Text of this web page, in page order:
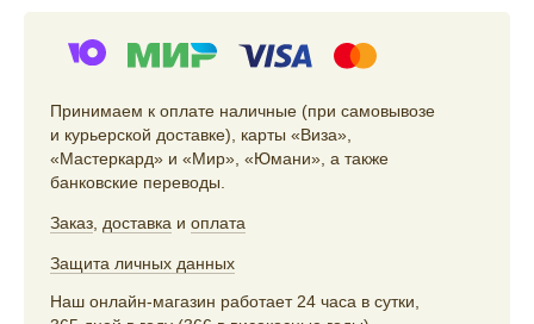
Принимаем к оплате наличные (при самовывозе
и курьерской доставке), карты «Виза»,
«Мастеркард» и «Мир», «Юмани», а также
банковские переводы.
Заказ, доставка и оплата
Защита личных данных
Наш онлайн-магазин работает 24 часа в сутки,